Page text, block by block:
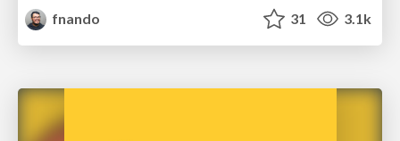
fnando
31 3.1k